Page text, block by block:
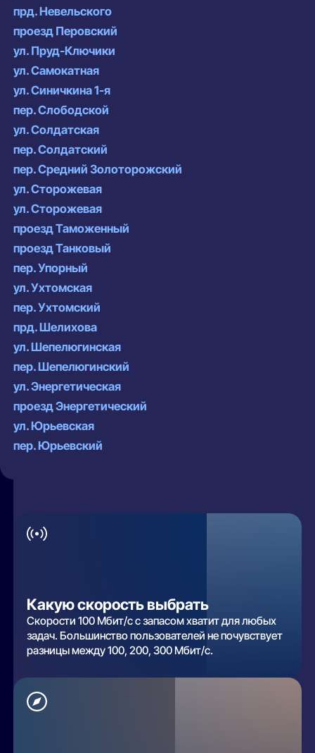
прд. Невельского
проезд Перовский
ул. Пруд-Ключики
ул. Самокатная
ул. Синичкина 1-я
пер. Слободской
ул. Солдатская
пер. Солдатский
пер. Средний Золоторожский
ул. Сторожевая
ул. Сторожевая
проезд Таможенный
проезд Танковый
пер. Упорный
ул. Ухтомская
пер. Ухтомский
прд. Шелихова
ул. Шепелюгинская
пер. Шепелюгинский
ул. Энергетическая
проезд Энергетический
ул. Юрьевская
пер. Юрьевский
Какую скорость выбрать
Скорости 100 Мбит/с с запасом хватит для любых
задач. Большинство пользователей не почувствует
разницы между 100, 200, 300 Мбит/с.